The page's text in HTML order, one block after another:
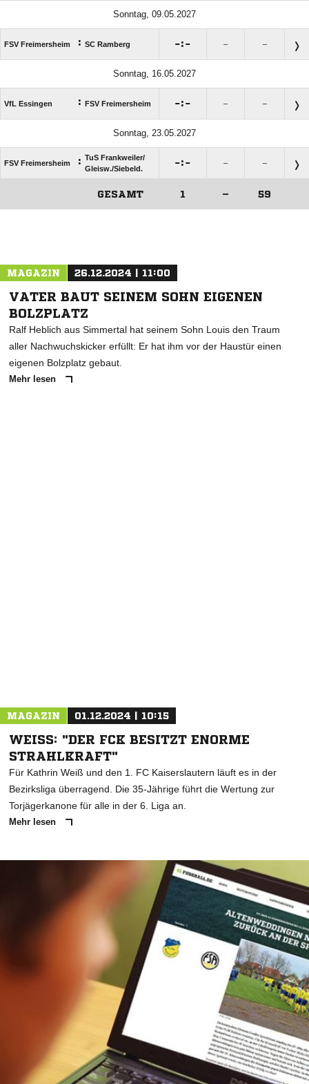
Sonntag, 09.05.2027
FSV Freimersheim : SC Ramberg : – –
Sonntag, 16.05.2027
VfL Essingen : FSV Freimersheim : – –
Sonntag, 23.05.2027
FSV Freimersheim : TuS Frankweiler/​
Gleisw./​Siebeld.
: – –
GESAMT 1 – 59
MAGAZIN 26.12.2024 | 11:00
VATER BAUT SEINEM SOHN EIGENEN
BOLZPLATZ
Ralf Heblich aus Simmertal hat seinem Sohn Louis den Traum
aller Nachwuchskicker erfüllt: Er hat ihm vor der Haustür einen
eigenen Bolzplatz gebaut.
Mehr lesen
MAGAZIN 01.12.2024 | 10:15
WEISS: "DER FCK BESITZT ENORME S
TRAHLKRAFT"
Für Kathrin Weiß und den 1. FC Kaiserslautern läuft es in der
Bezirksliga überragend. Die 35-Jährige führt die Wertung zur
Torjägerkanone für alle in der 6. Liga an.
Mehr lesen